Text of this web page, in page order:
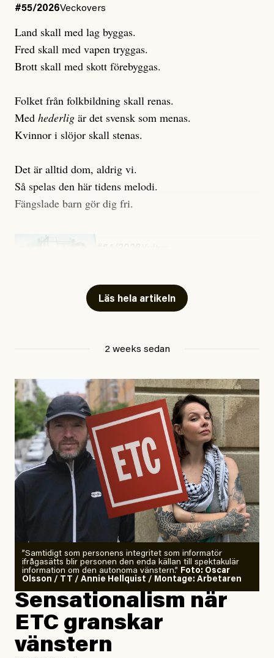
#55/2026Veckovers
Land skall med lag byggas.
Fred skall med vapen tryggas.
Brott skall med skott förebyggas.
Folket från folkbildning skall renas.
Med hederlig är det svensk som menas.
Kvinnor i slöjor skall stenas.
Det är alltid dom, aldrig vi.
Så spelas den här tidens melodi.
Fängslade barn gör dig fri.
Läs hela artikeln
2 weeks sedan
”Samtidigt som personens integritet som informatör
ifrågasätts blir personen den enda källan till spektakulär
information om den autonoma vänstern.” Foto: Oscar
Olsson / TT / Annie Hellquist / Montage: Arbetaren
Sensationalism när
ETC granskar
vänstern